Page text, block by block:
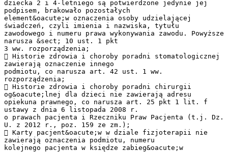
dziecka 2 i 4-letniego są potwierdzone jedynie jej
podpisem, brakowało pozostałych
element&oacute;w oznaczenia osoby udzielającej
świadczeń, czyli imienia i nazwiska, tytułu
zawodowego i numeru prawa wykonywania zawodu. Powyższe
narusza &sect; 10 ust. 1 pkt
3 ww. rozporządzenia;
 Historie zdrowia i choroby poradni stomatologicznej
zawierają oznaczenie innego
podmiotu, co narusza art. 42 ust. 1 ww.
rozporządzenia;
 Historie zdrowia i choroby poradni chirurgii
og&oacute;lnej dla dzieci nie zawierają adresu
opiekuna prawnego, co narusza art. 25 pkt 1 lit. f
ustawy z dnia 6 listopada 2008 r.
o prawach pacjenta i Rzeczniku Praw Pacjenta (t.j. Dz.
U. z 2012 r., poz. 159 ze zm.);
 Karty pacjent&oacute;w w dziale fizjoterapii nie
zawierają oznaczenia podmiotu, numeru
kolejnego pacjenta w księdze zabieg&oacute;w